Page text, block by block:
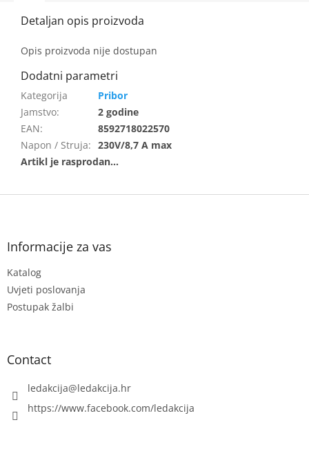
Opis proizvoda nije dostupan
Pribor
Jamstvo:
2 godine
EAN:
8592718022570
Napon / Struja: 230V/8,7 A max
F
Informacije za vas
Katalog
Uvjeti poslovanja
Postupak žalbi
Contact
ledakcija@ledakcija.hr
https://www.facebook.com/ledakcija